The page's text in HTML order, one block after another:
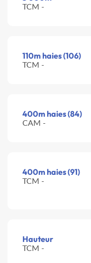
TCM -
110m haies (106)
TCM -
400m haies (84)
CAM -
400m haies (91)
TCM -
Hauteur
TCM -